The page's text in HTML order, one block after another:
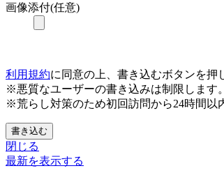
画像添付(任意)
利用規約に同意の上、書き込むボタンを押
※悪質なユーザーの書き込みは制限します。
※荒らし対策のため初回訪問から24時間以
書き込む
閉じる
最新を表示する